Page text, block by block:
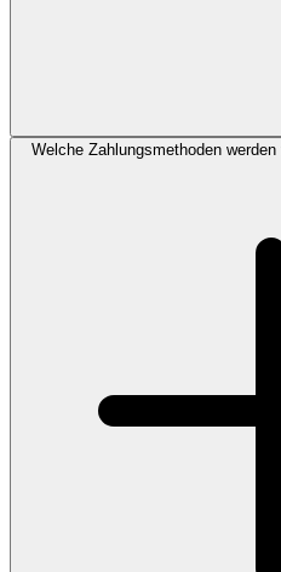
Welche Zahlungsmethoden